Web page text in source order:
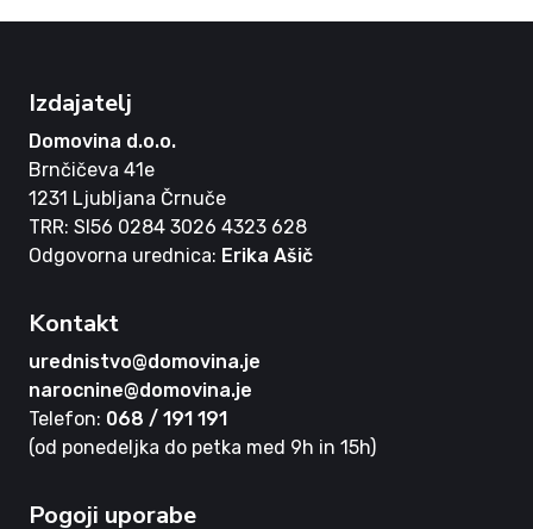
Izdajatelj
Domovina d.o.o.
Brnčičeva 41e
1231 Ljubljana Črnuče
TRR: SI56 0284 3026 4323 628
Odgovorna urednica: Erika Ašič
Kontakt
urednistvo@domovina.je
narocnine@domovina.je
Telefon: 068 / 191 191
(od ponedeljka do petka med 9h in 15h)
Pogoji uporabe